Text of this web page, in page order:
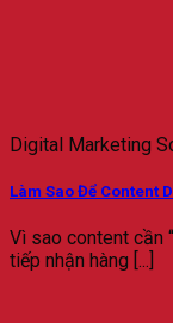
Digital Marketing
Làm Sao Để Content
Vì sao content cần
tiếp nhận hàng [...]